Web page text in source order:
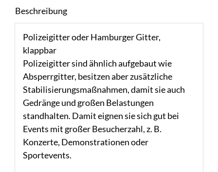
Beschreibung
Polizeigitter oder Hamburger Gitter,
klappbar
Polizeigitter sind ähnlich aufgebaut wie
Absperrgitter, besitzen aber zusätzliche
Stabilisierungsmaßnahmen, damit sie auch
Gedränge und großen Belastungen
standhalten. Damit eignen sie sich gut bei
Events mit großer Besucherzahl, z. B.
Konzerte, Demonstrationen oder
Sportevents.